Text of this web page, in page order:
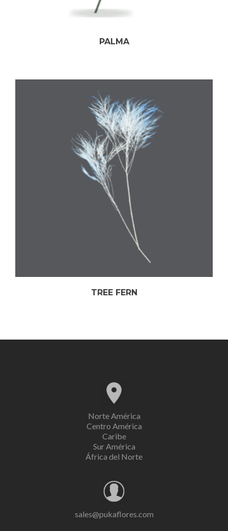
PALMA
TREE FERN
Norte América
Centro América
Caribe
Sur América
África del Norte
sales@pukaflores.com